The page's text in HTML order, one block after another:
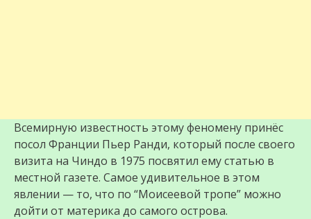
Всемирную известность этому феномену принёс
посол Франции Пьер Ранди, который после своего
визита на Чиндо в 1975 посвятил ему статью в
местной газете. Самое удивительное в этом
явлении — то, что по “Моисеевой тропе” можно
дойти от материка до самого острова.